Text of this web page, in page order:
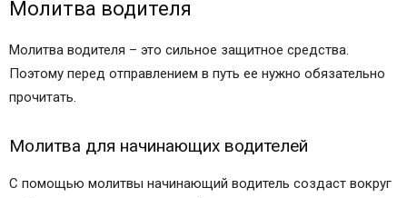
Молитва водителя
Молитва водителя – это сильное защитное средства.
Поэтому перед отправлением в путь ее нужно обязательно
прочитать.
Молитва для начинающих водителей
С помощью молитвы начинающий водитель создаст вокруг